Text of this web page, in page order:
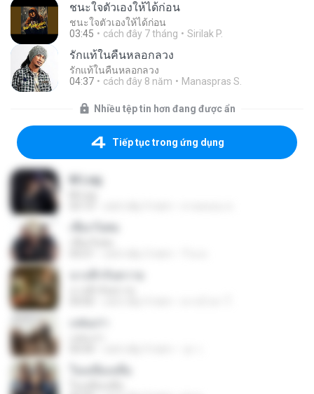
ชนะใจตัวเองให้ได้ก่อน
ชนะใจตัวเองให้ได้ก่อน
03:45
cách đây 7 tháng Sirilak P.
รักแท้ในคืนหลอกลวง
รักแท้ในคืนหลอกลวง
04:37
cách đây 8 năm Manaspras S.
Nhiều tệp tin hơn đang được ẩn
Tiếp tục trong ứng dụng
M Leg